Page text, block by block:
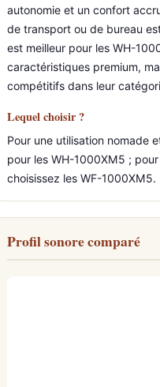
autonomie et un confort
de transport ou de bureau
est meilleur pour les WH-
caractéristiques premium,
compétitifs dans leur
Lequel choisir ?
Pour une utilisation nomade
pour les WH-1000XM5 ;
choisissez les WF-1000XM5.
Profil sonore comparé